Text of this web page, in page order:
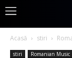
Acasă stiri
stiri Romanian Music